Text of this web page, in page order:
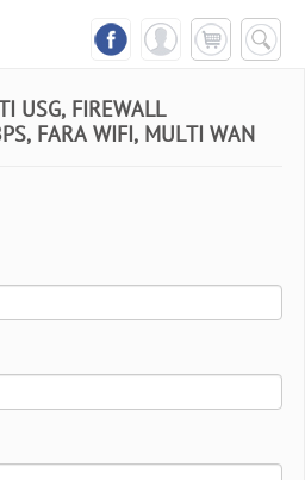
USG, FIREWALL
FARA WIFI, MULTI WAN